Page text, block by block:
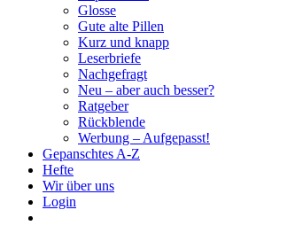
Glosse
Gute alte Pillen
Kurz und knapp
Leserbriefe
Nachgefragt
Neu – aber auch besser?
Ratgeber
Rückblende
Werbung – Aufgepasst!
Gepanschtes A-Z
Hefte
Wir über uns
Login